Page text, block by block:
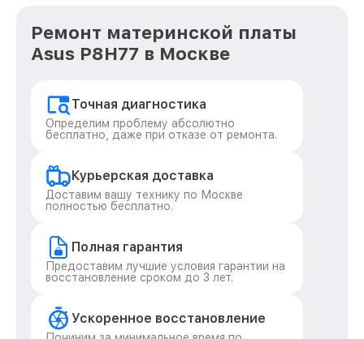
Ремонт материнской платы
Asus P8H77 в Москве
Точная диагностика
Определим проблему абсолютно
бесплатно, даже при отказе от ремонта.
Курьерская доставка
Доставим вашу технику по Москве
полностью бесплатно.
Полная гарантия
Предоставим лучшие условия гарантии на
восстановление сроком до 3 лет.
Ускоренное восстановление